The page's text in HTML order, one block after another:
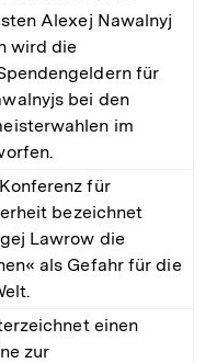
Alexej Nawalnyj
wird die
für
bei den
im
für
bezeichnet
Lawrow die
als Gefahr für die
einen
zur